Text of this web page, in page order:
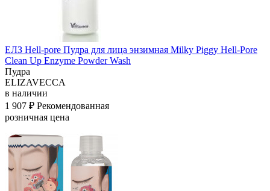
ЕЛЗ Hell-pore Пудра для лица энзимная Milky Piggy Hell-Pore
Clean Up Enzyme Powder Wash
Пудра
ELIZAVECCA
в наличии
1 907 ₽ Рекомендованная
розничная цена